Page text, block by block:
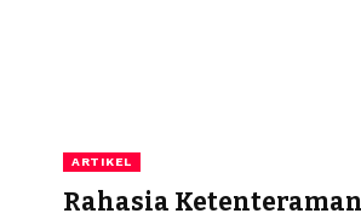
ARTIKEL
Rahasia